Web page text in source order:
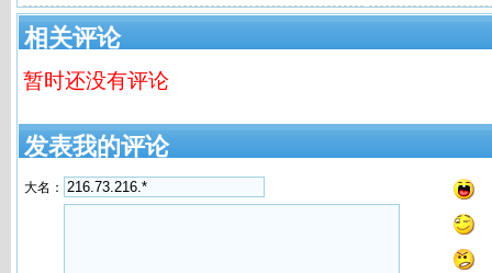
相关评论
暂时还没有评论
发表我的评论
大名：